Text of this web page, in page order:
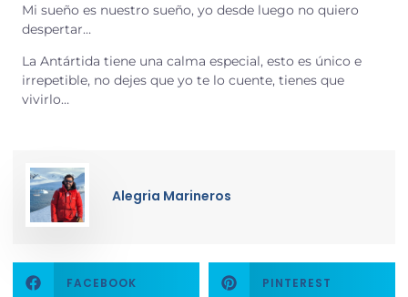
Mi sueño es nuestro sueño, yo desde luego no quiero
despertar…
La Antártida tiene una calma especial, esto es único e
irrepetible, no dejes que yo te lo cuente, tienes que
vivirlo…
Alegria Marineros
FACEBOOK PINTEREST